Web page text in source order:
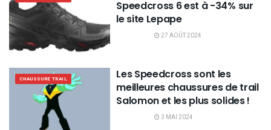
Speedcross 6 est à -34% sur
le site Lepape
27 AOÛT 2024
CHAUSSURE TRAIL
Les Speedcross sont les
meilleures chaussures de trail
Salomon et les plus solides !
3 MAI 2024